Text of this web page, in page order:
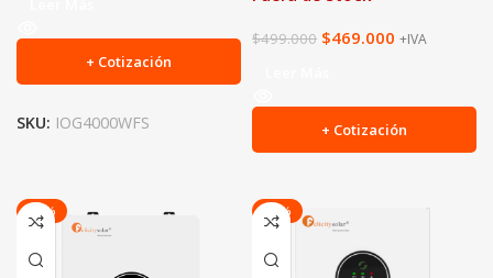
+ Cotización
SKU: IOG4000WFS
$499.000 $469.000 +IVA
+ Cotización
-20% -41%